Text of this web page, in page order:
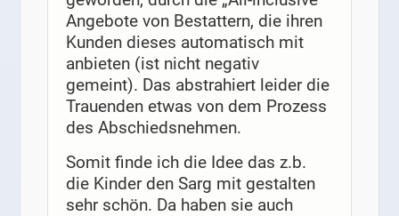
Angebote von Bestattern, die ihren
Kunden dieses automatisch mit
anbieten (ist nicht negativ
gemeint). Das abstrahiert leider die
Trauenden etwas von dem Prozess
des Abschiedsnehmen.
Somit finde ich die Idee das z.b.
die Kinder den Sarg mit gestalten
sehr schön. Da haben sie auch